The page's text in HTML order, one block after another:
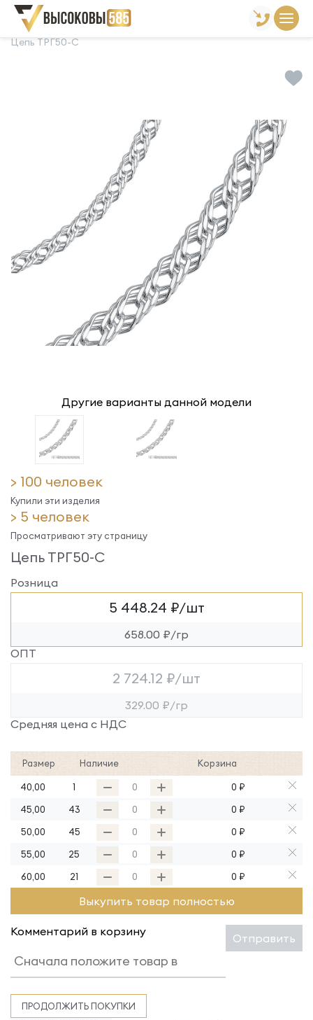
Главная Склад готовой продукции
Цепь ТРГ50-С
Другие варианты данной модели
> 100 человек
Купили эти изделия
> 5 человек
Просматривают эту страницу
Цепь ТРГ50-С
Розница
5 448.24 ₽/шт
658.00 ₽/гр
ОПТ
2 724.12 ₽/шт
329.00 ₽/гр
Средняя цена с НДС
Размер Наличие Корзина
40,00 1
0 ₽
45,00
43
0 ₽
50,00
45
0 ₽
55,00
25
0 ₽
60,00
21 0 ₽
Выкупить товар полностью
Комментарий в корзину Отправить
ПРОДОЛЖИТЬ ПОКУПКИ